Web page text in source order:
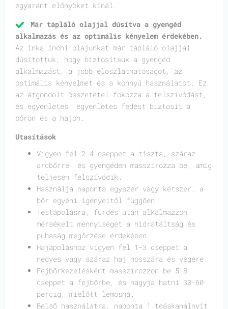
egyaránt előnyöket kínál.
Már tápláló olajjal dúsítva a gyengéd
alkalmazás és az optimális kényelem érdekében.
Az inka inchi olajunkat már tápláló olajjal
dúsítottuk, hogy biztosítsuk a gyengéd
alkalmazást, a jobb eloszlathatóságot, az
optimális kényelmet és a könnyű használatot. Ez
az átgondolt összetétel fokozza a felszívódást,
és egyenletes, egyenletes fedést biztosít a
bőrön és a hajon.
Utasítások
Vigyen fel 2-4 cseppet a tiszta, száraz
arcbőrre, és gyengéden masszírozza be, amíg
teljesen felszívódik.
Használja naponta egyszer vagy kétszer, a
bőr egyéni igényeitől függően.
Testápolásra, fürdés után alkalmazzon
mérsékelt mennyiséget a hidratáltság és
puhaság megőrzése érdekében.
Hajápoláshoz vigyen fel 1-3 cseppet a
nedves vagy száraz haj hosszára és végére.
Fejbőrkezelésként masszírozzon be 5-8
cseppet a fejbőrbe, és hagyja hatni 30-60
percig, mielőtt lemosná.
Belső használatra, naponta 1 teáskanálnyit